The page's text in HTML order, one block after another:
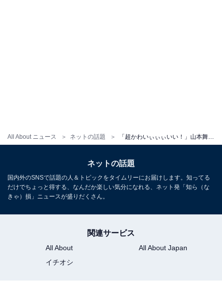
All About ニュース ネットの話題
ネットの話題
国内外のSNSで話題の人＆トピックをタイムリーにお届けします。知ってる
だけでちょっと得する、なんだか楽しい気分になれる、ネット発「知ら（な
きゃ）損」ニュースが盛りだくさん。
関連サービス
All About
All About Japan
イチオシ